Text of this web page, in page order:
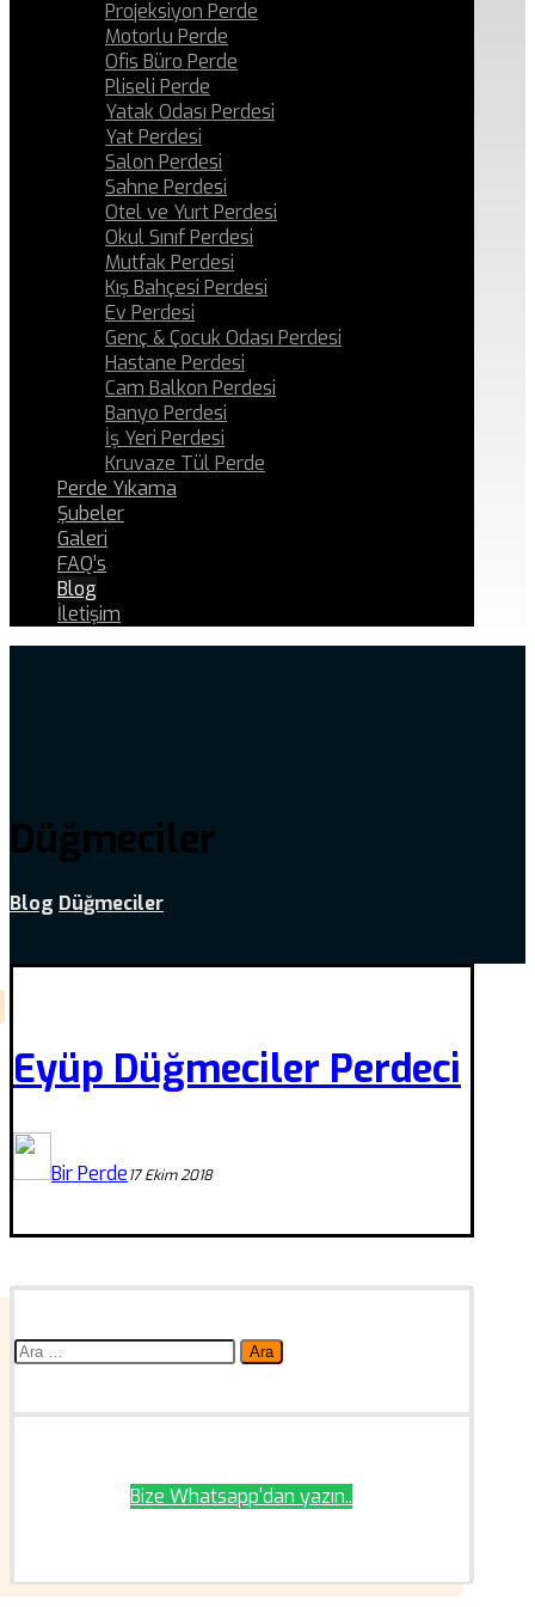
Projeksiyon Perde
Motorlu Perde
Ofis Büro Perde
Pliseli Perde
Yatak Odası Perdesi
Yat Perdesi
Salon Perdesi
Sahne Perdesi
Otel ve Yurt Perdesi
Okul Sınıf Perdesi
Mutfak Perdesi
Kış Bahçesi Perdesi
Ev Perdesi
Genç & Çocuk Odası Perdesi
Hastane Perdesi
Cam Balkon Perdesi
Banyo Perdesi
İş Yeri Perdesi
Kruvaze Tül Perde
Perde Yıkama
Şubeler
Galeri
FAQ’s
Blog
İletişim
Düğmeciler
Blog Düğmeciler
Eyüp Düğmeciler Perdeci
Bir Perde17 Ekim 2018
Arama:
Bize Whatsapp'dan yazın..